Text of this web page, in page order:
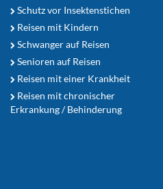
Schutz vor Insektenstichen
Reisen mit Kindern
Schwanger auf Reisen
Senioren auf Reisen
Reisen mit einer Krankheit
Reisen mit chronischer
Erkrankung / Behinderung